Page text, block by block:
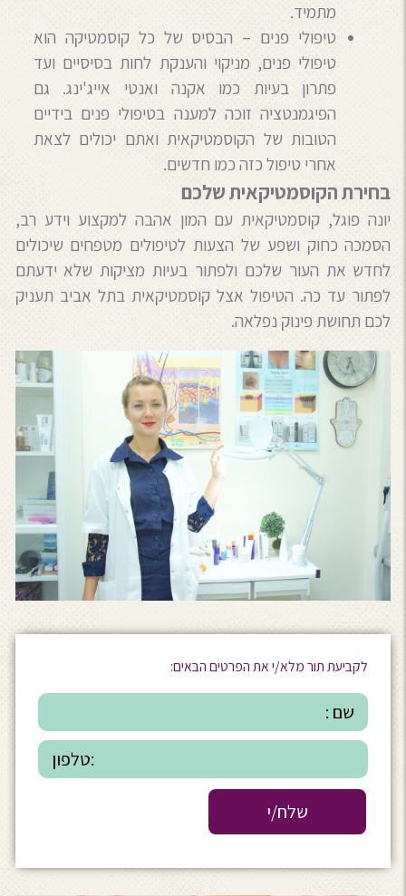
מתמיד.
טיפולי פנים – הבסיס של כל קוסמטיקה הוא
טיפולי פנים, מניקוי והענקת לחות בסיסיים ועד
פתרון בעיות כמו אקנה ואנטי אייג'ינג. גם
הפיגמנטציה זוכה למענה בטיפולי פנים בידיים
הטובות של הקוסמטיקאית ואתם יכולים לצאת
אחרי טיפול כזה כמו חדשים.
בחירת הקוסמטיקאית שלכם
יונה פוגל, קוסמטיקאית עם המון אהבה למקצוע וידע רב,
הסמכה כחוק ושפע של הצעות לטיפולים מטפחים שיכולים
לחדש את העור שלכם ולפתור בעיות מציקות שלא ידעתם
לפתור עד כה. הטיפול אצל קוסמטיקאית בתל אביב תעניק
לכם תחושת פינוק נפלאה.
לקביעת תור מלא/י את הפרטים הבאים: